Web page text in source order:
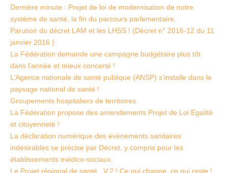
Dernière minute : Projet de loi de modernisation de notre
système de santé, la fin du parcours parlementaire.
Parution du décret LAM et les LHSS ! (Décret n° 2016-12 du 11
janvier 2016 )
La Fédération demande une campagne budgétaire plus tôt
dans l’année et mieux concerté !
L’Agence nationale de santé publique (ANSP) s’installe dans le
paysage national de santé !
Groupements hospitaliers de territoires
La Fédération propose des amendements Projet de Loi Egalité
et citoyenneté !
La déclaration numérique des événements sanitaires
indésirables se précise par Décret, y compris pour les
établissements médico-sociaux.
Le Projet régional de santé, V.2 ! Ce qui change, ce qui reste !